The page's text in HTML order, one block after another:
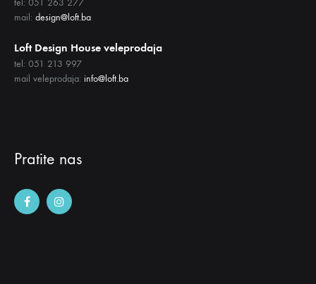
mail: design@loft.ba
Loft Design House veleprodaja
tel: 051 213 997
mail veleprodaja: info@loft.ba
Pratite nas